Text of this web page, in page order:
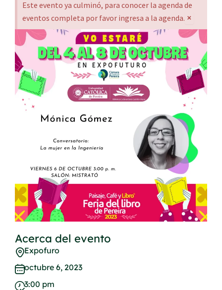
Este evento ya culminó, para conocer la agenda de
eventos completa por favor ingresa a la agenda. ×
Acerca del evento
Expofuro
octubre 6, 2023
3:00 pm